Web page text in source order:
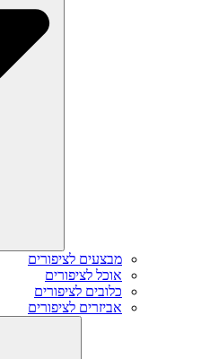
מבצעים לציפורים
אוכל לציפורים
כלובים לציפורים
אביזרים לציפורים